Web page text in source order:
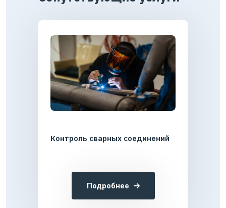
Контроль сварных соединений
Подробнее